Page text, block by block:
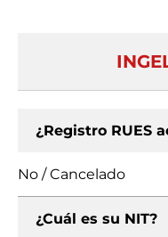
¿Registro RUES
No / Cancelado
¿Cuál es su NIT?